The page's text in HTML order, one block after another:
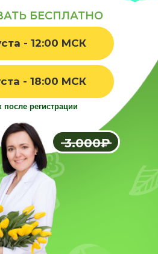
- 12:00 МСК
после регистрации
БЕСПЛАТНО
- 18:00 МСК
3.000₽